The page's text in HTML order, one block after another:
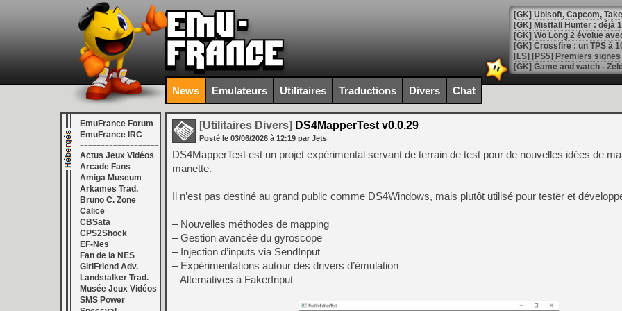
[GK] Mistfall Hunter : déjà
[GK] Wo Long 2 évolue
[GK] Crossfire : un TPS à
[LS] [PS5] Premiers
[Mo5] DOOM arrive en
[GK] Bethesda fête les 30
[GK] Roblox : l'action en
[GK] Agenda - GeForce
[GK] Devolver Digital en a
[LS] [PS5] ps5-y2jb-
[GK] Pourquoi Marvel
[GK] Test : Restory : Chill
[GK] GTA 6 : Rockstar
[GK] Hot Wheels Infinite
[GK] Mémoire cash -
[GK] Résultats Nintendo :
News Emulateurs Utilitaires Traductions Divers Chat
EmuFrance Forum
EmuFrance IRC
===================
Actus Jeux Vidéos
Arcade Fans
Amiga Museum
Arkames Trad.
Bruno C. Zone
Calice
CBSata
CPS2Shock
EF-Nes
Fan de la NES
GirlFriend Adv.
Landstalker Trad.
Musée Jeux Vidéos
SMS Power
[Utilitaires Divers] DS4MapperTest v0.0.29
Posté le 03/06/2026 à 12:19 par Jets
DS4MapperTest est un projet expérimental servant de terrain de test pour de nouvelles idées de
manette.
Il n’est pas destiné au grand public comme DS4Windows, mais plutôt utilisé pour tester et
– Nouvelles méthodes de mapping
– Gestion avancée du gyroscope
– Injection d’inputs via SendInput
– Expérimentations autour des drivers d’émulation
– Alternatives à FakerInput